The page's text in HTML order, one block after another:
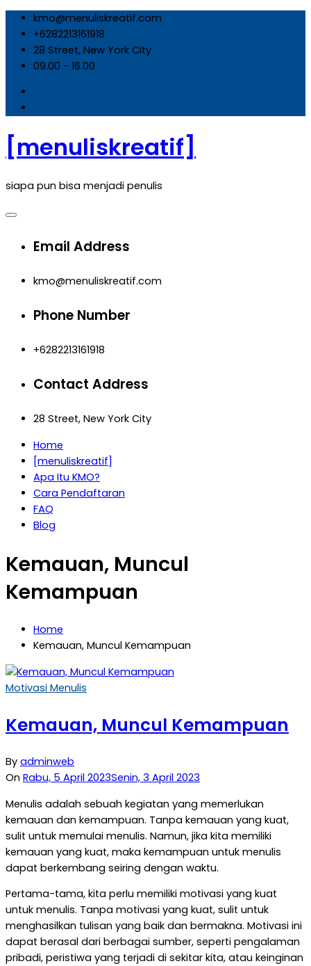
Skip
content
kmo@menuliskreatif.com
+6282213161918
28 Street, New York City
09.00 - 16.00
[menuliskreatif]
siapa pun bisa menjadi penulis
Email Address
kmo@menuliskreatif.com
Phone Number
+6282213161918
Contact Address
28 Street, New York City
Home
[menuliskreatif]
Apa Itu KMO?
Cara Pendaftaran
FAQ
Blog
Kemauan, Muncul
Kemampuan
Home
Kemauan, Muncul Kemampuan
Motivasi Menulis
Kemauan, Muncul Kemampuan
By adminweb
On Rabu, 5 April 2023Senin, 3 April 2023
Menulis adalah sebuah kegiatan yang memerlukan
kemauan dan kemampuan. Tanpa kemauan yang kuat,
sulit untuk memulai menulis. Namun, jika kita memiliki
kemauan yang kuat, maka kemampuan untuk menulis
dapat berkembang seiring dengan waktu.
Pertama-tama, kita perlu memiliki motivasi yang kuat
untuk menulis. Tanpa motivasi yang kuat, sulit untuk
menghasilkan tulisan yang baik dan bermakna. Motivasi ini
dapat berasal dari berbagai sumber, seperti pengalaman
pribadi, peristiwa yang terjadi di sekitar kita, atau keinginan